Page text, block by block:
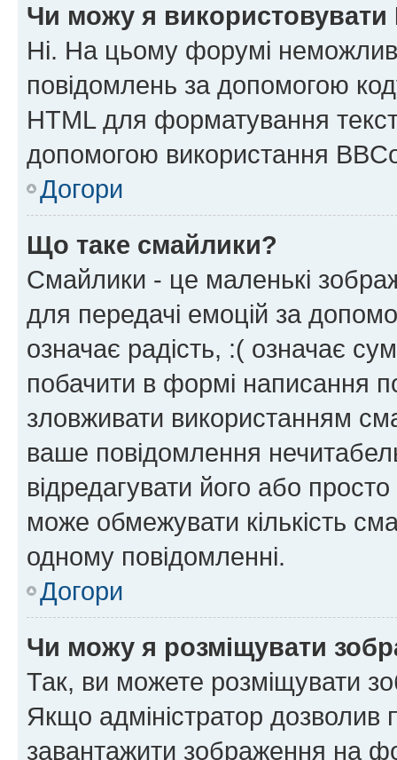
Чи можу я використовувати
Ні. На цьому форумі
повідомлень за допомогою
HTML для форматування
допомогою використання
Догори
Що таке смайлики?
Смайлики - це маленькі
для передачі емоцій за
означає радість, :( означає
побачити в формі написання
зловживати використанням
ваше повідомлення
відредагувати його або
може обмежувати кількість
одному повідомленні.
Догори
Чи можу я розміщувати
Так, ви можете розміщувати
Якщо адміністратор
завантажити зображення на